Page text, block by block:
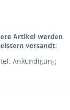
Artikel werden
versandt:
Ankündigung